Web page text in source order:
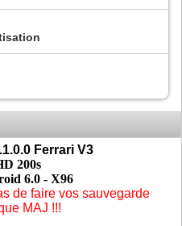
Ferrari V3
200s
6.0 - X96
de faire vos sauvegarde
MAJ !!!